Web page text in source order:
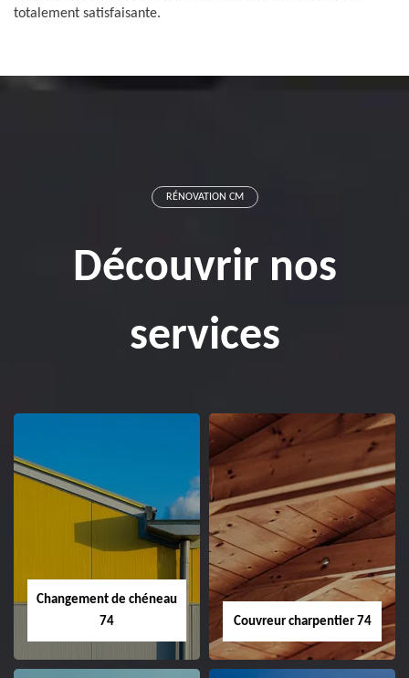
totalement satisfaisante.
RÉNOVATION CM
Découvrir nos
services
Changement de chéneau
74
Couvreur charpentier 74